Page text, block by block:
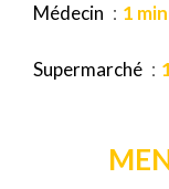
Médecin 1
Supermarché